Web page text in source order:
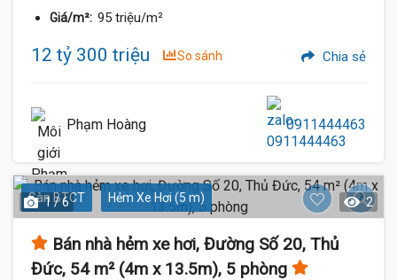
Giá/m²: 95 triệu/m²
12 tỷ 300 triệu So sánh Chia sẻ
Phạm Hoàng 0911444463
Sàn BTCT Hẻm Xe Hơi (5 m)
1 / 6 2
Bán nhà hẻm xe hơi, Đường Số 20, Thủ
Đức, 54 m² (4m x 13.5m), 5 phòng